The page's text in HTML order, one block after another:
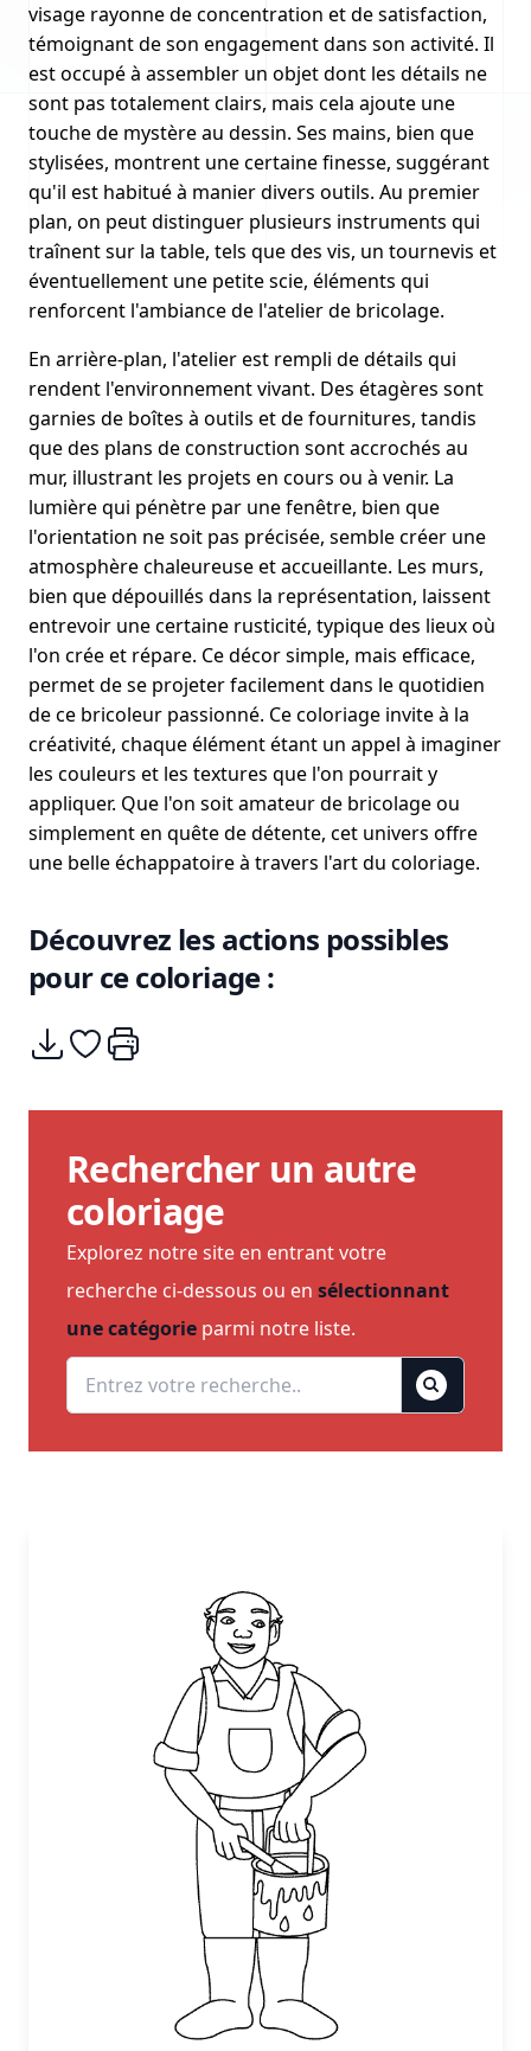
visage rayonne de concentration et de satisfaction,
témoignant de son engagement dans son activité. Il
est occupé à assembler un objet dont les détails ne
sont pas totalement clairs, mais cela ajoute une
touche de mystère au dessin. Ses mains, bien que
stylisées, montrent une certaine finesse, suggérant
qu'il est habitué à manier divers outils. Au premier
plan, on peut distinguer plusieurs instruments qui
traînent sur la table, tels que des vis, un tournevis et
éventuellement une petite scie, éléments qui
renforcent l'ambiance de l'atelier de bricolage.
En arrière-plan, l'atelier est rempli de détails qui
rendent l'environnement vivant. Des étagères sont
garnies de boîtes à outils et de fournitures, tandis
que des plans de construction sont accrochés au
mur, illustrant les projets en cours ou à venir. La
lumière qui pénètre par une fenêtre, bien que
l'orientation ne soit pas précisée, semble créer une
atmosphère chaleureuse et accueillante. Les murs,
bien que dépouillés dans la représentation, laissent
entrevoir une certaine rusticité, typique des lieux où
l'on crée et répare. Ce décor simple, mais efficace,
permet de se projeter facilement dans le quotidien
de ce bricoleur passionné. Ce coloriage invite à la
créativité, chaque élément étant un appel à imaginer
les couleurs et les textures que l'on pourrait y
appliquer. Que l'on soit amateur de bricolage ou
simplement en quête de détente, cet univers offre
une belle échappatoire à travers l'art du coloriage.
Découvrez les actions possibles
pour ce coloriage :
Télécharger
Ajouter à mes coups de coeurs
Imprimer
Rechercher un autre
coloriage
Explorez notre site en entrant votre
recherche ci-dessous ou en sélectionnant
une catégorie parmi notre liste.